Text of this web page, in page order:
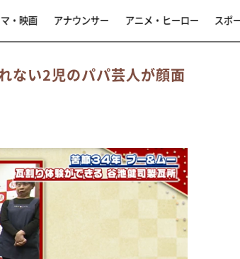
・映画 アナウンサー アニメ・ヒーロー スポ
ない2児のパパ芸人が顔面